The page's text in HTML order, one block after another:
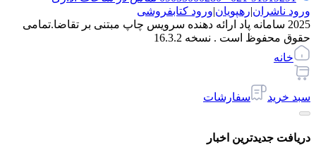
ورود ناشران|رهپویان|ورود کتابفروشی
2025 سامانه پاد ارائه دهنده سرویس چاپ مبتنی بر تقاضا.
تمامی
حقوق محفوظ است . نسخه 16.3.2
خانه
سبد خرید سفارشات
دریافت جدیدترین‌ اخبار